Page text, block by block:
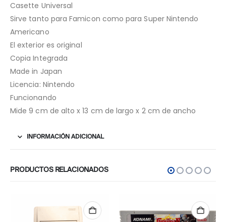
Casette Universal
Sirve tanto para Famicon como para Super Nintendo
Americano
El exterior es original
Copia Integrada
Made in Japan
Licencia: Nintendo
Funcionando
Mide 9 cm de alto x 13 cm de largo x 2 cm de ancho
INFORMACIÓN ADICIONAL
PRODUCTOS RELACIONADOS